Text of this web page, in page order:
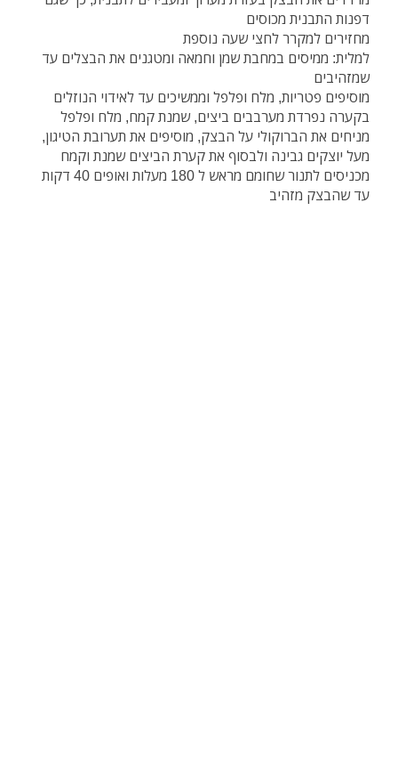
דפנות התבנית מכוסים
מחזירים למקרר לחצי שעה נוספת
למלית: ממיסים במחבת שמן וחמאה ומטגנים את הבצלים עד
שמזהיבים
מוסיפים פטריות, מלח ופלפל וממשיכים עד לאידוי הנוזלים
בקערה נפרדת מערבבים ביצים, שמנת קמח, מלח ופלפל
מניחים את הברוקולי על הבצק, מוסיפים את תערובת הטיגון,
מעל יוצקים גבינה ולבסוף את קערת הביצים שמנת וקמח
מכניסים לתנור שחומם מראש ל 180 מעלות ואופים 40 דקות
עד שהבצק מזהיב